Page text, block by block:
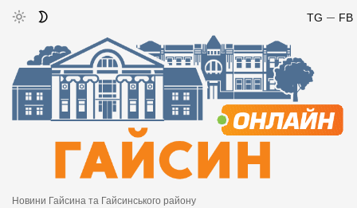
FB
TG
Новини Гайсина та Гайсинського району